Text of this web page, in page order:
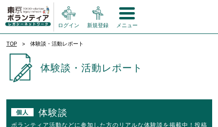
ログイン 新規登録 メニュー
TOP 体験談・活動レポート
体験談・活動レポート
個人 体験談
ボランティア活動などに参加した方のリアルな体験談を掲載中！投稿